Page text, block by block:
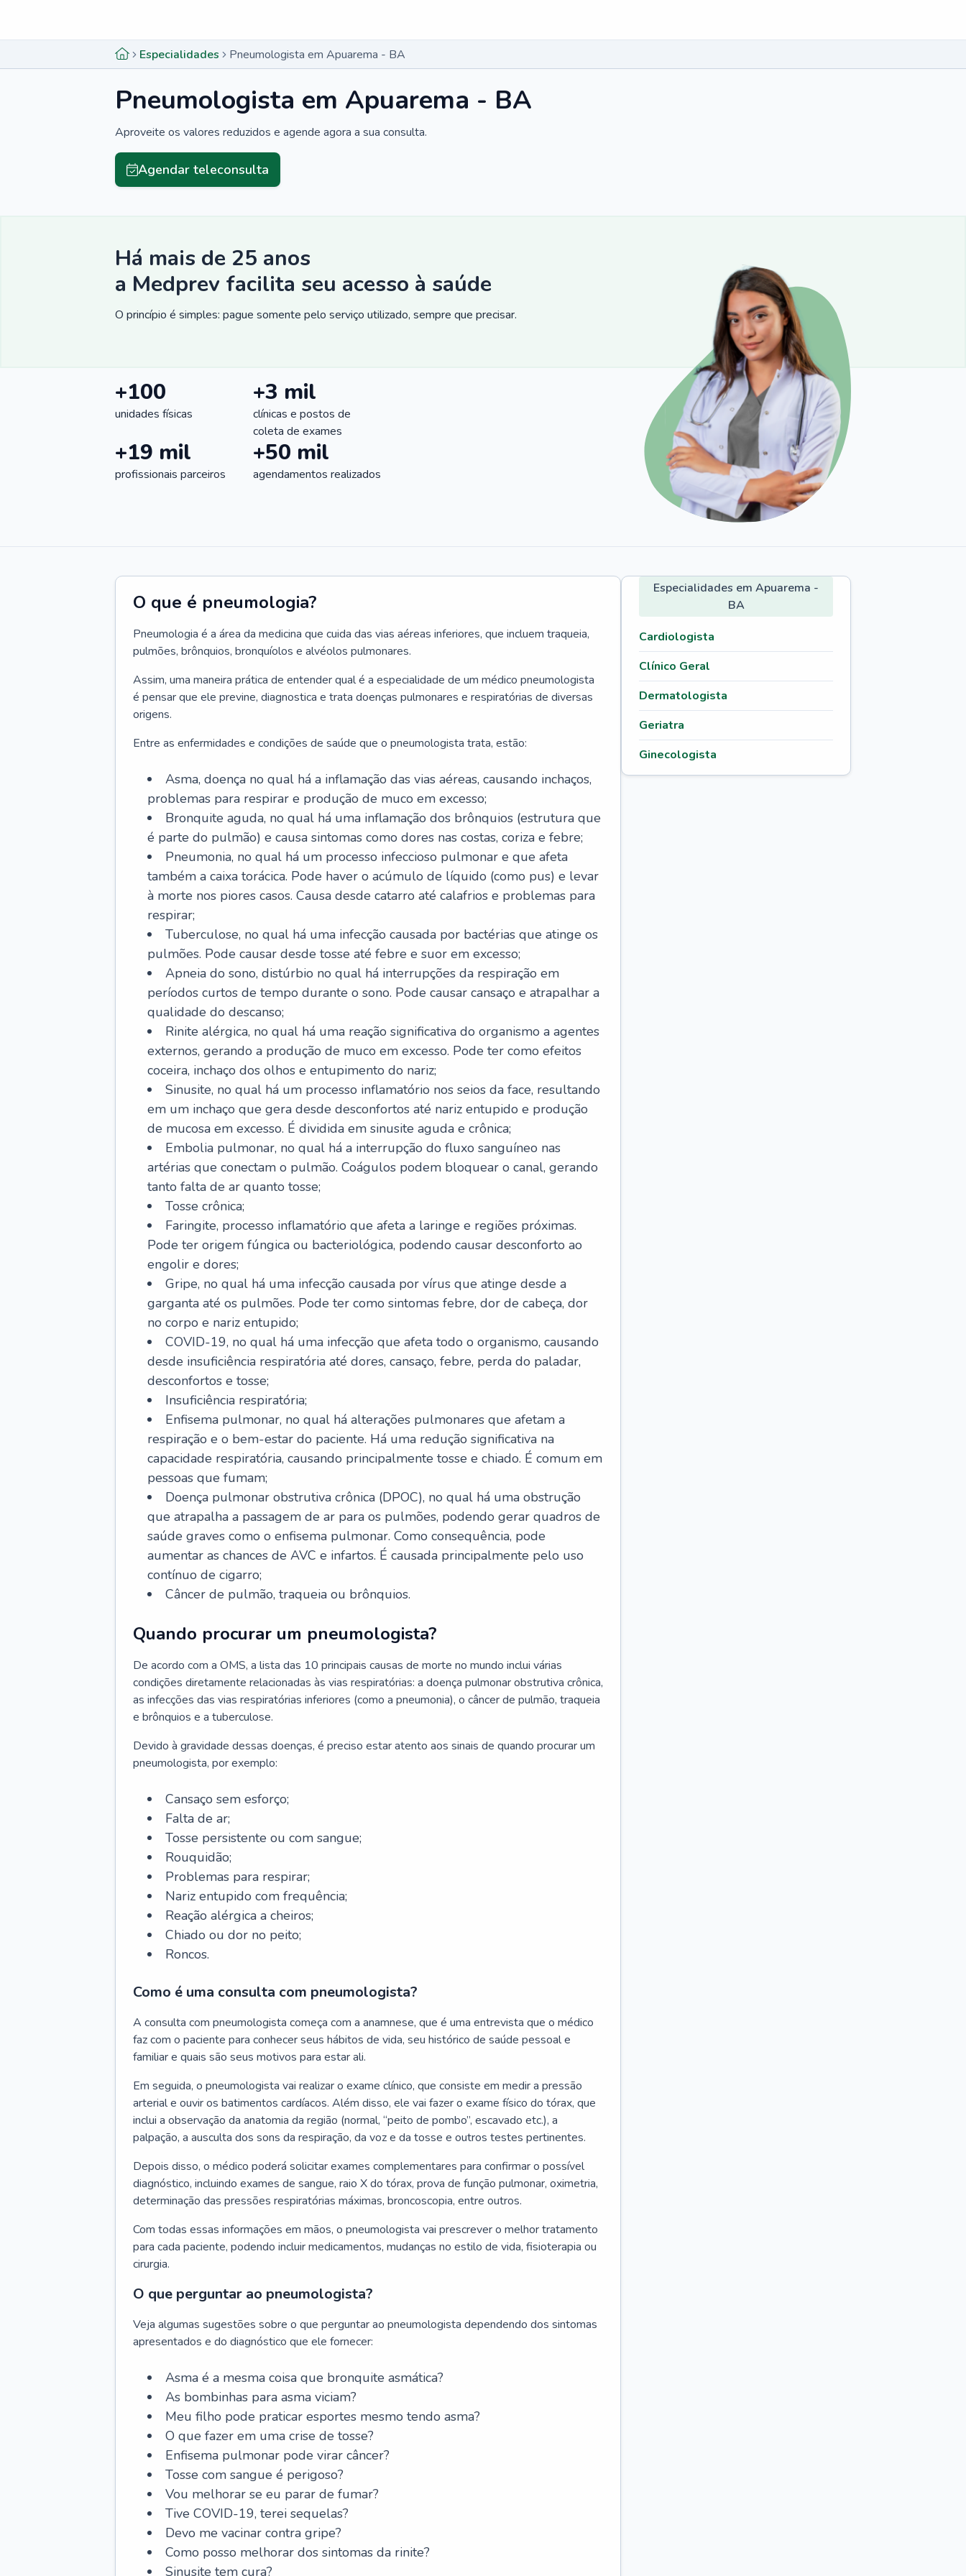
Especialidades Pneumologista em Apuarema - BA
Pneumologista em Apuarema - BA
Aproveite os valores reduzidos e agende agora a sua consulta.
Agendar teleconsulta
Há mais de 25 anos
a Medprev facilita seu acesso à saúde
O princípio é simples: pague somente pelo serviço utilizado, sempre que precisar.
+100
unidades físicas
+3 mil
clínicas e postos de
coleta de exames
+19 mil
profissionais parceiros
+50 mil
agendamentos realizados
O que é pneumologia?
Pneumologia é a área da medicina que cuida das vias aéreas inferiores, que incluem traqueia,
pulmões, brônquios, bronquíolos e alvéolos pulmonares.
Assim, uma maneira prática de entender qual é a especialidade de um médico pneumologista
é pensar que ele previne, diagnostica e trata doenças pulmonares e respiratórias de diversas
origens.
Entre as enfermidades e condições de saúde que o pneumologista trata, estão:
Asma, doença no qual há a inflamação das vias aéreas, causando inchaços,
problemas para respirar e produção de muco em excesso;
Bronquite aguda, no qual há uma inflamação dos brônquios (estrutura que
é parte do pulmão) e causa sintomas como dores nas costas, coriza e febre;
Pneumonia, no qual há um processo infeccioso pulmonar e que afeta
também a caixa torácica. Pode haver o acúmulo de líquido (como pus) e levar
à morte nos piores casos. Causa desde catarro até calafrios e problemas para
respirar;
Tuberculose, no qual há uma infecção causada por bactérias que atinge os
pulmões. Pode causar desde tosse até febre e suor em excesso;
Apneia do sono, distúrbio no qual há interrupções da respiração em
períodos curtos de tempo durante o sono. Pode causar cansaço e atrapalhar a
qualidade do descanso;
Rinite alérgica, no qual há uma reação significativa do organismo a agentes
externos, gerando a produção de muco em excesso. Pode ter como efeitos
coceira, inchaço dos olhos e entupimento do nariz;
Sinusite, no qual há um processo inflamatório nos seios da face, resultando
em um inchaço que gera desde desconfortos até nariz entupido e produção
de mucosa em excesso. É dividida em sinusite aguda e crônica;
Embolia pulmonar, no qual há a interrupção do fluxo sanguíneo nas
artérias que conectam o pulmão. Coágulos podem bloquear o canal, gerando
tanto falta de ar quanto tosse;
Tosse crônica;
Faringite, processo inflamatório que afeta a laringe e regiões próximas.
Pode ter origem fúngica ou bacteriológica, podendo causar desconforto ao
engolir e dores;
Gripe, no qual há uma infecção causada por vírus que atinge desde a
garganta até os pulmões. Pode ter como sintomas febre, dor de cabeça, dor
no corpo e nariz entupido;
COVID-19, no qual há uma infecção que afeta todo o organismo, causando
desde insuficiência respiratória até dores, cansaço, febre, perda do paladar,
desconfortos e tosse;
Insuficiência respiratória;
Enfisema pulmonar, no qual há alterações pulmonares que afetam a
respiração e o bem-estar do paciente. Há uma redução significativa na
capacidade respiratória, causando principalmente tosse e chiado. É comum em
pessoas que fumam;
Doença pulmonar obstrutiva crônica (DPOC), no qual há uma obstrução
que atrapalha a passagem de ar para os pulmões, podendo gerar quadros de
saúde graves como o enfisema pulmonar. Como consequência, pode
aumentar as chances de AVC e infartos. É causada principalmente pelo uso
contínuo de cigarro;
Câncer de pulmão, traqueia ou brônquios.
Quando procurar um pneumologista?
De acordo com a OMS, a lista das 10 principais causas de morte no mundo inclui várias
condições diretamente relacionadas às vias respiratórias: a doença pulmonar obstrutiva crônica,
as infecções das vias respiratórias inferiores (como a pneumonia), o câncer de pulmão, traqueia
e brônquios e a tuberculose.
Devido à gravidade dessas doenças, é preciso estar atento aos sinais de quando procurar um
pneumologista, por exemplo:
Cansaço sem esforço;
Falta de ar;
Tosse persistente ou com sangue;
Rouquidão;
Problemas para respirar;
Nariz entupido com frequência;
Reação alérgica a cheiros;
Chiado ou dor no peito;
Roncos.
Como é uma consulta com pneumologista?
A consulta com pneumologista começa com a anamnese, que é uma entrevista que o médico
faz com o paciente para conhecer seus hábitos de vida, seu histórico de saúde pessoal e
familiar e quais são seus motivos para estar ali.
Em seguida, o pneumologista vai realizar o exame clínico, que consiste em medir a pressão
arterial e ouvir os batimentos cardíacos. Além disso, ele vai fazer o exame físico do tórax, que
inclui a observação da anatomia da região (normal, “peito de pombo”, escavado etc.), a
palpação, a ausculta dos sons da respiração, da voz e da tosse e outros testes pertinentes.
Depois disso, o médico poderá solicitar exames complementares para confirmar o possível
diagnóstico, incluindo exames de sangue, raio X do tórax, prova de função pulmonar, oximetria,
determinação das pressões respiratórias máximas, broncoscopia, entre outros.
Com todas essas informações em mãos, o pneumologista vai prescrever o melhor tratamento
para cada paciente, podendo incluir medicamentos, mudanças no estilo de vida, fisioterapia ou
cirurgia.
O que perguntar ao pneumologista?
Veja algumas sugestões sobre o que perguntar ao pneumologista dependendo dos sintomas
apresentados e do diagnóstico que ele fornecer:
Asma é a mesma coisa que bronquite asmática?
As bombinhas para asma viciam?
Meu filho pode praticar esportes mesmo tendo asma?
O que fazer em uma crise de tosse?
Enfisema pulmonar pode virar câncer?
Tosse com sangue é perigoso?
Vou melhorar se eu parar de fumar?
Tive COVID-19, terei sequelas?
Devo me vacinar contra gripe?
Como posso melhorar dos sintomas da rinite?
Sinusite tem cura?
Especialidades em Apuarema -
BA
Cardiologista
Clínico Geral
Dermatologista
Geriatra
Ginecologista